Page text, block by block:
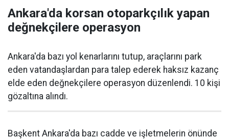
Ankara'da korsan otoparkçılık yapan
değnekçilere operasyon
Ankara'da bazı yol kenarlarını tutup, araçlarını park
eden vatandaşlardan para talep ederek haksız kazanç
elde eden değnekçilere operasyon düzenlendi. 10 kişi
gözaltına alındı.
Başkent Ankara'da bazı cadde ve işletmelerin önünde